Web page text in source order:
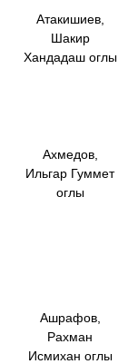
Атакишиев,
Шакир
Хандадаш оглы
Ахмедов,
Ильгар Гуммет
оглы
Ашрафов,
Рахман
Исмихан оглы